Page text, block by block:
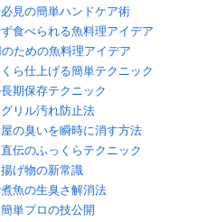
見の簡単ハンドケア術
食べられる魚料理アイデア
ための魚料理アイデア
ら仕上げる簡単テクニック
期保存テクニック
リル汚れ防止法
の臭いを瞬時に消す方法
伝のふっくらテクニック
げ物の新常識
魚の生臭さ解消法
単プロの技公開​